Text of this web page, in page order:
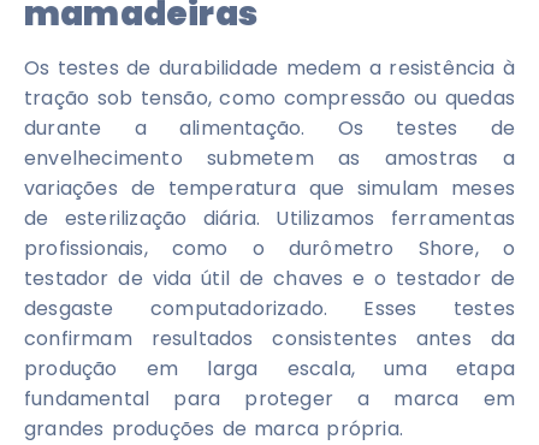
mamadeiras
Os testes de durabilidade medem a resistência à
tração sob tensão, como compressão ou quedas
durante a alimentação. Os testes de
envelhecimento submetem as amostras a
variações de temperatura que simulam meses
de esterilização diária. Utilizamos ferramentas
profissionais, como o durômetro Shore, o
testador de vida útil de chaves e o testador de
desgaste computadorizado. Esses testes
confirmam resultados consistentes antes da
produção em larga escala, uma etapa
fundamental para proteger a marca em
grandes produções de marca própria.